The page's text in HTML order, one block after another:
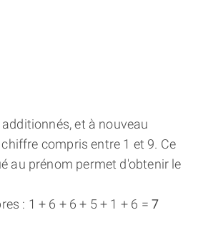
et à nouveau
compris entre 1 et 9. Ce
au prénom permet d'obtenir le
: 1 + 6 + 6 + 5 + 1 + 6 = 7